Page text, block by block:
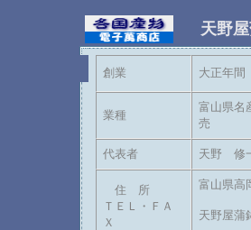
天野
創業 大正年間
業種
富山県名
売
代表者 天野 修
住 所
ＴＥＬ・ＦＡ
Ｘ
富山県高
天野屋蒲